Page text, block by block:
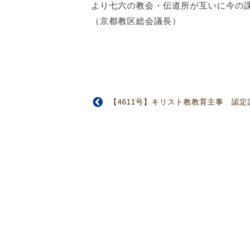
より七六の教会・伝道所が互いに今の
（京都教区総会議長）